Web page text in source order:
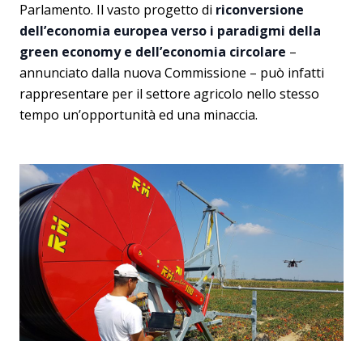
Parlamento. Il vasto progetto di riconversione
dell’economia europea verso i paradigmi della
green economy e dell’economia circolare –
annunciato dalla nuova Commissione – può infatti
rappresentare per il settore agricolo nello stesso
tempo un’opportunità ed una minaccia.